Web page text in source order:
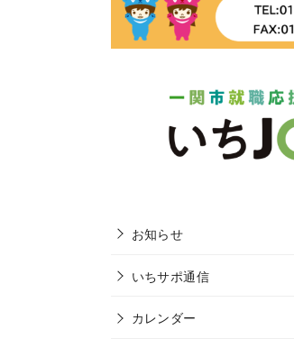
お知らせ
いちサポ通信
カレンダー